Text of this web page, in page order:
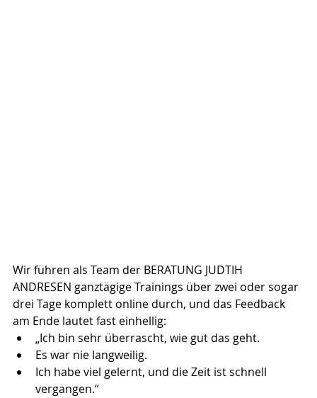
Wir führen als Team der BERATUNG JUDTIH
ANDRESEN ganztägige Trainings über zwei oder sogar
drei Tage komplett online durch, und das Feedback
am Ende lautet fast einhellig:
„Ich bin sehr überrascht, wie gut das geht.
Es war nie langweilig.
Ich habe viel gelernt, und die Zeit ist schnell
vergangen.“